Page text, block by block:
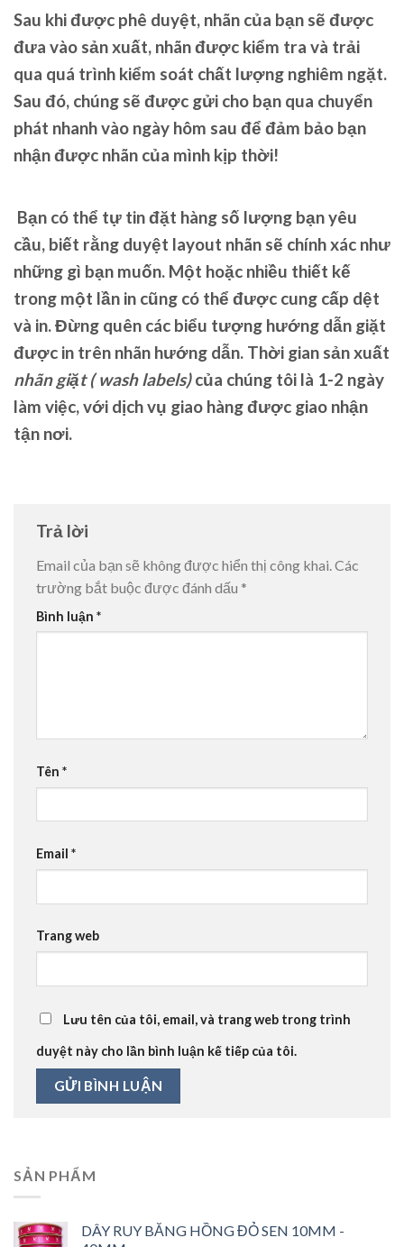
Sau khi được phê duyệt, nhãn của bạn sẽ được
đưa vào sản xuất, nhãn được kiểm tra và trải
qua quá trình kiểm soát chất lượng nghiêm ngặt.
Sau đó, chúng sẽ được gửi cho bạn qua chuyển
phát nhanh vào ngày hôm sau để đảm bảo bạn
nhận được nhãn của mình kịp thời!
Bạn có thể tự tin đặt hàng số lượng bạn yêu
cầu, biết rằng duyệt layout nhãn sẽ chính xác như
những gì bạn muốn. Một hoặc nhiều thiết kế
trong một lần in cũng có thể được cung cấp dệt
và in. Đừng quên các biểu tượng hướng dẫn giặt
được in trên nhãn hướng dẫn. Thời gian sản xuất
nhãn giặt ( wash labels) của chúng tôi là 1-2 ngày
làm việc, với dịch vụ giao hàng được giao nhận
tận nơi.
Trả lời
Email của bạn sẽ không được hiển thị công khai. Các
trường bắt buộc được đánh dấu *
Bình luận *
Tên *
Email *
Trang web
Lưu tên của tôi, email, và trang web trong trình
duyệt này cho lần bình luận kế tiếp của tôi.
SẢN PHẨM
DÂY RUY BĂNG HỒNG ĐỎ SEN 10MM -